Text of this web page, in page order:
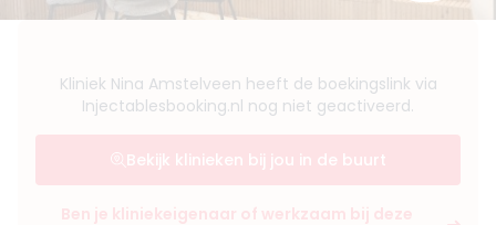
Kliniek Nina Amstelveen heeft de boekingslink via
Injectablesbooking.nl nog niet geactiveerd.
Bekijk klinieken bij jou in de buurt
Ben je kliniekeigenaar of werkzaam bij deze